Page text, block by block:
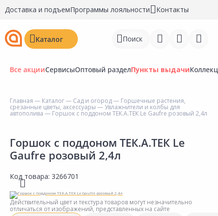
Доставка и подъемПрограммы лояльности Контакты
Каталог Поиск
Войти
Перейти к сравнению
Недавно просмотренные
товары
Все акцииСервисыОптовый разделПункты выдачи
Главная — Каталог— Сад и огород— Горшечные растения,
срезанные цветы, аксессуары — Увлажнители и колбы для
автополива — Горшок с поддоном ТЕК.А.ТЕК Le Gaufre розовый 2,4л
Горшок с поддоном ТЕК.А.ТЕК Le
Gaufre розовый 2,4л
Код товара: 3266701
Действительный цвет и текстура товаров могут незначительно
отличаться от изображений, представленных на сайте